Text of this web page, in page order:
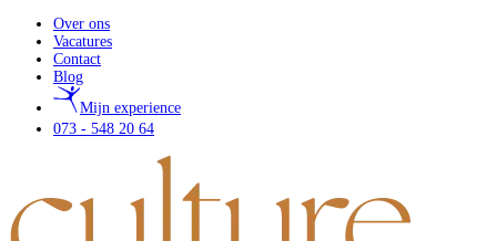
Over ons
Vacatures
Contact
Blog
Mijn experience
073 - 548 20 64